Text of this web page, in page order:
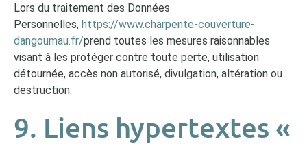
Lors du traitement des Données
Personnelles, https://www.charpente-couverture-
dangoumau.fr/prend toutes les mesures raisonnables
visant à les protéger contre toute perte, utilisation
détournée, accès non autorisé, divulgation, altération ou
destruction.
9. Liens hypertextes «